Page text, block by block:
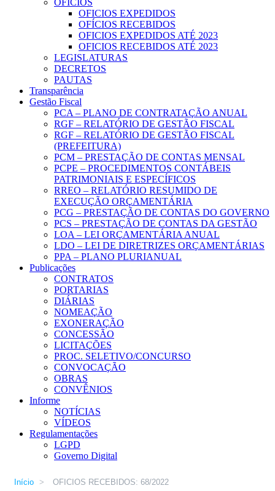
OFICIOS
OFICIOS EXPEDIDOS
OFÍCIOS RECEBIDOS
OFICIOS EXPEDIDOS ATÉ 2023
OFICIOS RECEBIDOS ATÉ 2023
LEGISLATURAS
DECRETOS
PAUTAS
Transparência
Gestão Fiscal
PCA – PLANO DE CONTRATAÇÃO ANUAL
RGF – RELATÓRIO DE GESTÃO FISCAL
RGF – RELATÓRIO DE GESTÃO FISCAL
(PREFEITURA)
PCM – PRESTAÇÃO DE CONTAS MENSAL
PCPE – PROCEDIMENTOS CONTÁBEIS
PATRIMONIAIS E ESPECÍFICOS
RREO – RELATÓRIO RESUMIDO DE
EXECUÇÃO ORÇAMENTÁRIA
PCG – PRESTAÇÃO DE CONTAS DO GOVERNO
PCS – PRESTAÇÃO DE CONTAS DA GESTÃO
LOA – LEI ORÇAMENTÁRIA ANUAL
LDO – LEI DE DIRETRIZES ORÇAMENTÁRIAS
PPA – PLANO PLURIANUAL
Publicações
CONTRATOS
PORTARIAS
DIÁRIAS
NOMEAÇÃO
EXONERAÇÃO
CONCESSÃO
LICITAÇÕES
PROC. SELETIVO/CONCURSO
CONVOCAÇÃO
OBRAS
CONVÊNIOS
Informe
NOTÍCIAS
VÍDEOS
Regulamentações
LGPD
Governo Digital
Início > OFICIOS RECEBIDOS: 68/2022